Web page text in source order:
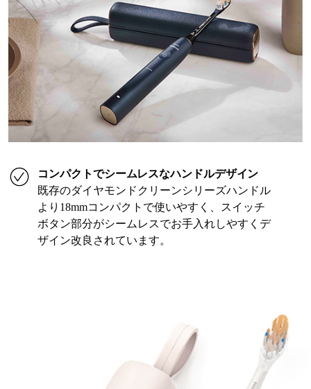
コンパクトでシームレスなハンドルデザイン
既存のダイヤモンドクリーンシリーズハンドル
より18mmコンパクトで使いやすく、スイッチ
ボタン部分がシームレスでお手入れしやすくデ
ザイン改良されています。